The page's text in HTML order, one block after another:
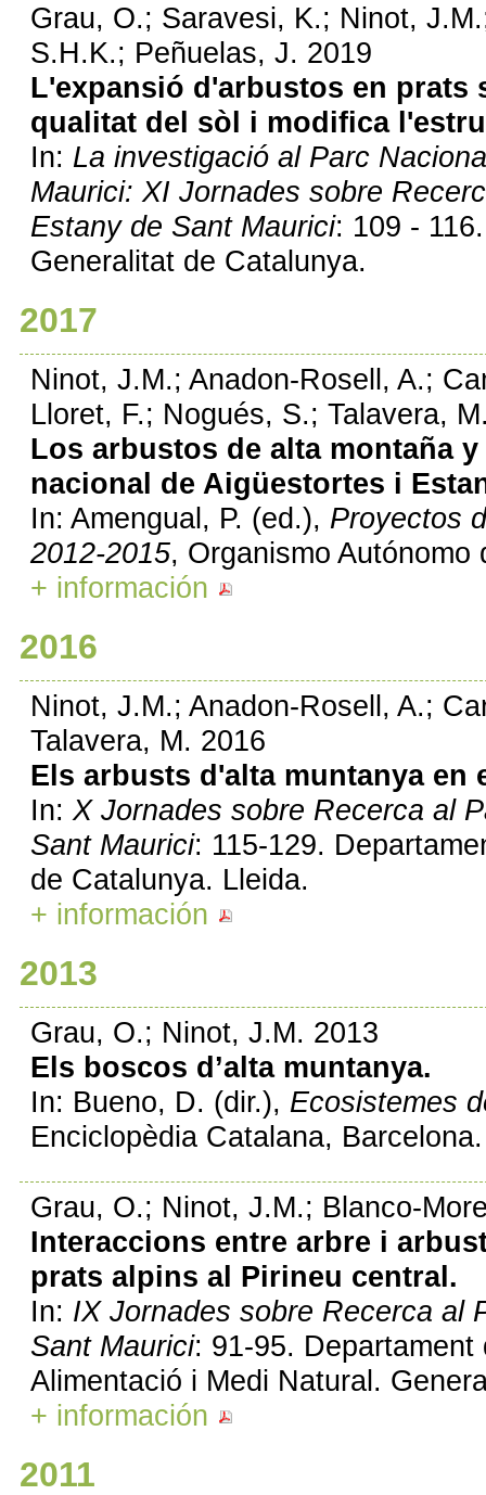
Grau, O.; Saravesi, K.; Ninot,
S.H.K.; Peñuelas, J. 2019
L'expansió d'arbustos en
qualitat del sòl i modifica
In: La investigació al Parc
Maurici: XI Jornades sobre
Estany de Sant Maurici: 109 -
Generalitat de Catalunya.
2017
Ninot, J.M.; Anadon-Rosell, A.;
Lloret, F.; Nogués, S.; Talavera,
Los arbustos de alta montaña
nacional de Aigüestortes i
In: Amengual, P. (ed.), Proyectos
2012-2015, Organismo
+ información
2016
Ninot, J.M.; Anadon-Rosell, A.;
Talavera, M. 2016
Els arbusts d'alta muntanya en
In: X Jornades sobre Recerca al
Sant Maurici: 115-129.
de Catalunya. Lleida.
+ información
2013
Grau, O.; Ninot, J.M. 2013
Els boscos d’alta muntanya.
In: Bueno, D. (dir.), Ecosistemes
Enciclopèdia Catalana, Barcelona.
Grau, O.; Ninot, J.M.; Blanco-
Interaccions entre arbre i
prats alpins al Pirineu central.
In: IX Jornades sobre Recerca al
Sant Maurici: 91-95.
Alimentació i Medi Natural.
+ información
2011